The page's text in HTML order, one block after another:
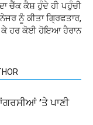
ਚੈੱਕ ਕੈਸ਼ ਹੁੰਦੇ ਹੀ ਪਹੁੰਚੀ
ਨੂੰ ਕੀਤਾ ਗ੍ਰਿਫਤਾਰ,
ਕੇ ਹਰ ਕੋਈ ਹੋਇਆ ਹੈਰਾਨ
’ਤੇ ਪਾਣੀ